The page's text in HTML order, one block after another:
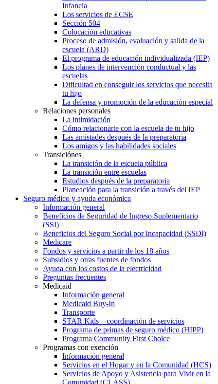
Infancia
Los servicios de ECSE
Sección 504
Colocación educativas
Proceso de admisión, evaluación y salida de la
escuela (ARD)
El programa de educación individualizada (IEP)
Los planes de intervención conductual y las
escuelas
Dificultad en conseguir los servicios que necesita
tu hijo
La defensa y promoción de la educación especial
Relaciones personales
La intimidación
Cómo relacionarte con la escuela de tu hijo
Las amistades después de la preparatoria
Los amigos y las habilidades sociales
Transiciónes
La transición de la escuela pública
La transición entre escuelas
Estudios después de la preparatoria
Planeación para la transición a través del IEP
Seguro médico y ayuda económica
Información general
Beneficios de Seguridad de Ingreso Suplementario
(SSI)
Beneficios del Seguro Social por Incapacidad (SSDI)
Medicare
Fondos y servicios a partir de los 18 años
Subsidios y otras fuentes de fondos
Ayuda con los costos de la electricidad
Preguntas frecuentes
Medicaid
Información general
Medicaid Buy-In
Transporte
STAR Kids – coordinación de servicios
Programa de primas de seguro médico (HIPP)
Programa Community First Choice
Programas con exención
Información general
Servicios en el Hogar y en la Comunidad (HCS)
Servicios de Apoyo y Asistencia para Vivir en la
Comunidad (CLASS)